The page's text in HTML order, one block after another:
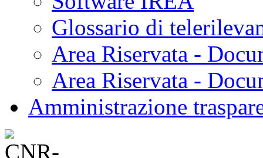
Glossario di
Area Riservata -
Area Riservata -
Amministrazione